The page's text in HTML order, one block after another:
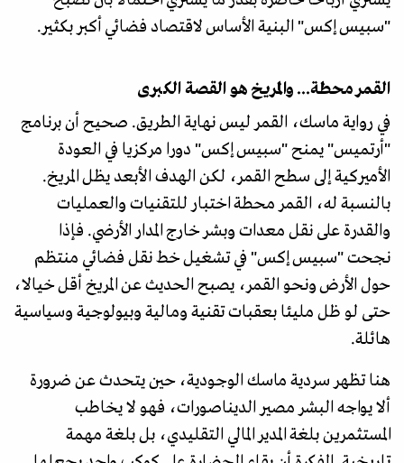
"سبيس إكس" البنية الأساس لاقتصاد فضائي أكبر بكثير.
القمر محطة... والمريخ هو القصة الكبرى
في رواية ماسك، القمر ليس نهاية الطريق. صحيح أن برنامج
"أرتميس" يمنح "سبيس إكس" دورا مركزيا في العودة
الأميركية إلى سطح القمر، لكن الهدف الأبعد يظل المريخ.
بالنسبة له، القمر محطة اختبار للتقنيات والعمليات
والقدرة على نقل معدات وبشر خارج المدار الأرضي. فإذا
نجحت "سبيس إكس" في تشغيل خط نقل فضائي منتظم
حول الأرض ونحو القمر، يصبح الحديث عن المريخ أقل خيالا،
حتى لو ظل مليئا بعقبات تقنية ومالية وبيولوجية وسياسية
هائلة.
هنا تظهر سردية ماسك الوجودية، حين يتحدث عن ضرورة
ألا يواجه البشر مصير الديناصورات، فهو لا يخاطب
المستثمرين بلغة المدير المالي التقليدي، بل بلغة مهمة